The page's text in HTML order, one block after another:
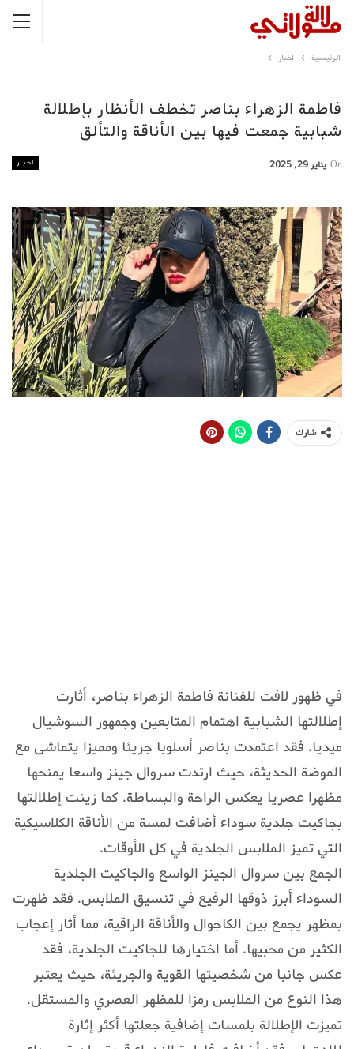
الرئيسية اخبار
فاطمة الزهراء بناصر تخطف الأنظار بإطلالة
شبابية جمعت فيها بين الأناقة والتألق
اخبار On يناير 29, 2025
شارك
في ظهور لافت للفنانة فاطمة الزهراء بناصر، أثارت
إطلالتها الشبابية اهتمام المتابعين وجمهور السوشيال
ميديا. فقد اعتمدت بناصر أسلوبا جريئا ومميزا يتماشى مع
الموضة الحديثة، حيث ارتدت سروال جينز واسعا يمنحها
مظهرا عصريا يعكس الراحة والبساطة. كما زينت إطلالتها
بجاكيت جلدية سوداء أضافت لمسة من الأناقة الكلاسيكية
التي تميز الملابس الجلدية في كل الأوقات.
الجمع بين سروال الجينز الواسع والجاكيت الجلدية
السوداء أبرز ذوقها الرفيع في تنسيق الملابس. فقد ظهرت
بمظهر يجمع بين الكاجوال والأناقة الراقية، مما أثار إعجاب
الكثير من محبيها. أما اختيارها للجاكيت الجلدية، فقد
عكس جانبا من شخصيتها القوية والجريئة، حيث يعتبر
هذا النوع من الملابس رمزا للمظهر العصري والمستقل.
تميزت الإطلالة بلمسات إضافية جعلتها أكثر إثارة